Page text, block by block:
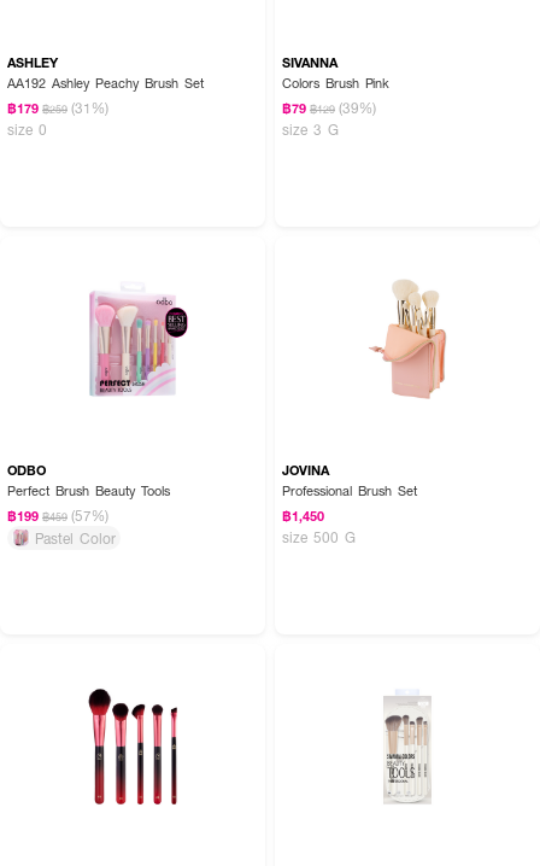
ASHLEY
AA192 Ashley Peachy Brush Set
฿179 ฿259 (31%)
size 0
SIVANNA
Colors Brush Pink
฿79 ฿129 (39%)
size 3 G
ODBO
Perfect Brush Beauty Tools
฿199 ฿459 (57%)
Pastel Color
JOVINA
Professional Brush Set
฿1,450
size 500 G